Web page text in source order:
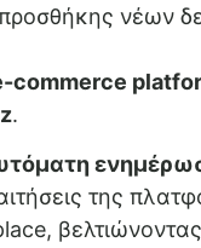
προσθήκης νέων
commerce
.
της
βελτιώνοντας